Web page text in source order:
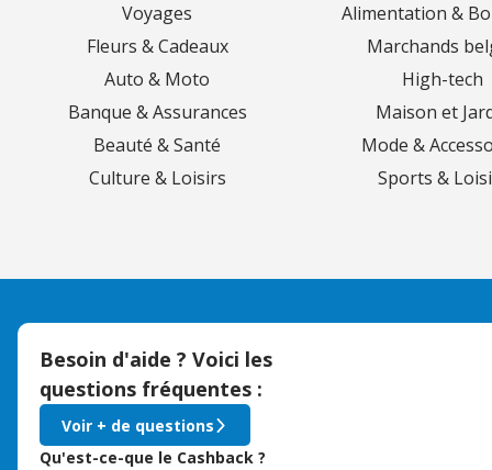
Voyages
Alimentation &
Fleurs & Cadeaux
Marchands
Auto & Moto
High-tech
Banque & Assurances
Maison et
Beauté & Santé
Mode &
Culture & Loisirs
Sports &
Besoin d'aide ? Voici les
questions fréquentes :
Voir + de questions
Qu'est-ce-que le Cashback ?